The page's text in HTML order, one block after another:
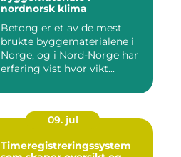
nordnorsk klima
Betong er et av de mest
brukte byggematerialene i
Norge, og i Nord-Norge har
erfaring vist hvor vikt...
09. jul
Timeregistreringssystem